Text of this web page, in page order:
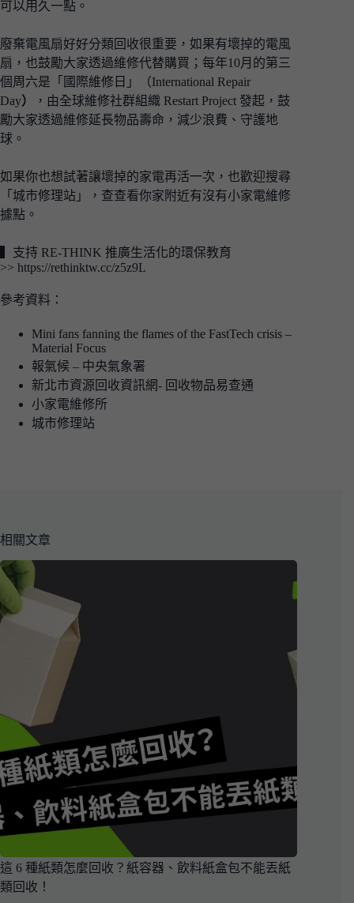
可以用久一點。
廢棄電風扇好好分類回收很重要，如果有壞掉的電風
扇，也鼓勵大家透過維修代替購買；每年10月的第三
個周六是「國際維修日」（International Repair
Day）
，由全球維修社群組織 Restart Project 發起，鼓
勵大家透過維修延長物品壽命，減少浪費、守護地
球。
如果你也想試著讓壞掉的家電再活一次，也歡迎搜尋
「城市修理站」，查查看你家附近有沒有小家電維修
據點。
▍支持 RE-THINK 推廣生活化的環保教育
>> https://rethinktw.cc/z5z9L
參考資料：
Mini fans fanning the flames of the FastTech crisis –
Material Focus
報氣候 – 中央氣象署
新北市資源回收資訊網- 回收物品易查通
小家電維修所
城市修理站
相關文章
這 6 種紙類怎麼回收？紙容器、飲料紙盒包不能丟紙
類回收！